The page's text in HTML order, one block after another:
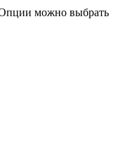
Опции можно выбрать